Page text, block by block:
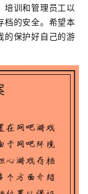
培训和管理员工以
档的安全。希望本
的保护好自己的游